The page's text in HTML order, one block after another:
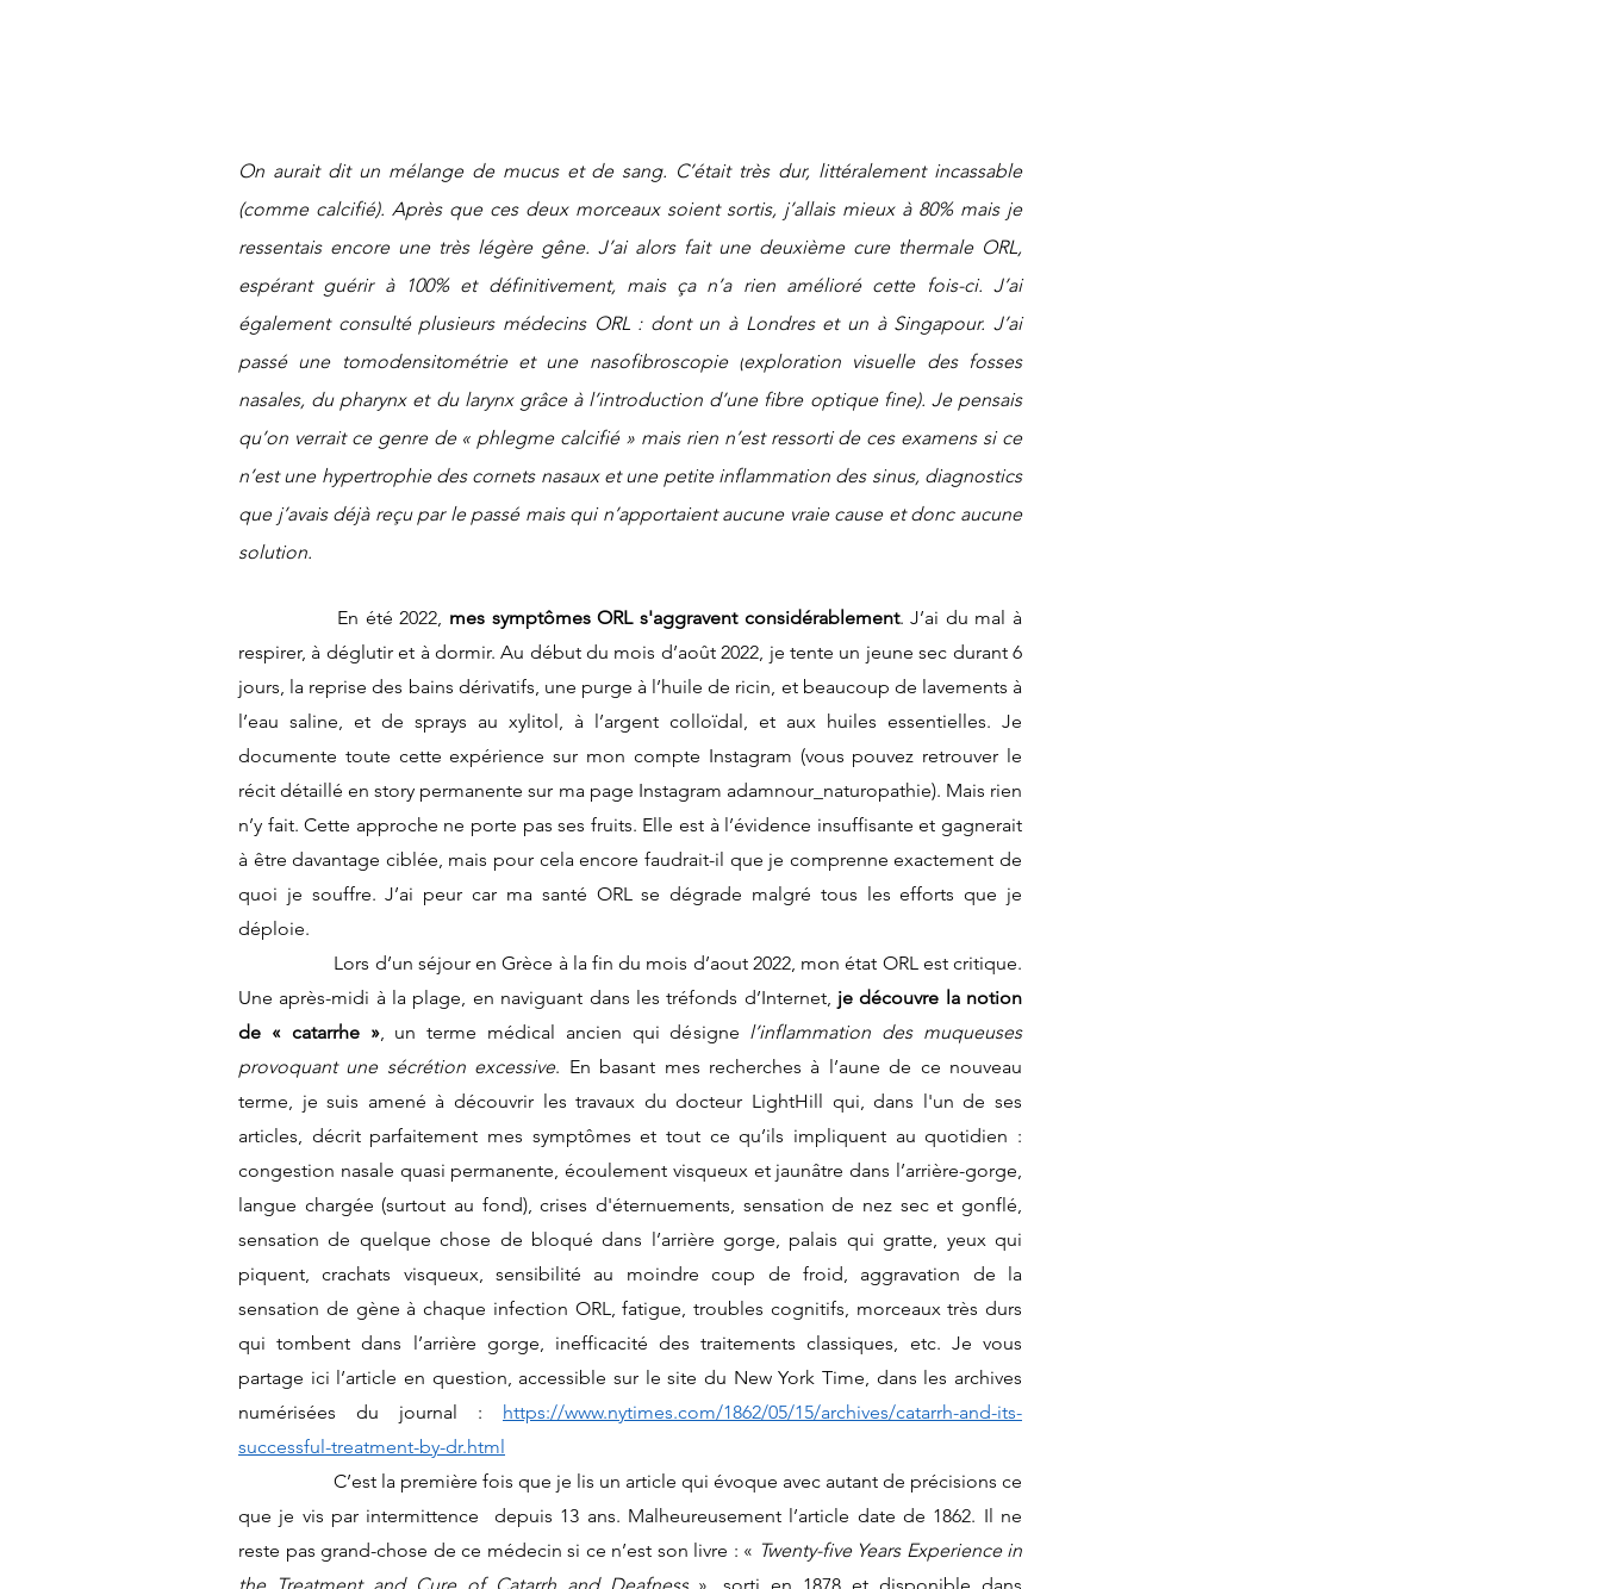
On aurait dit un mélange de mucus et de sang. C’était très dur, littéralement incassable
(comme calcifié). Après que ces deux morceaux soient sortis, j’allais mieux à 80% mais je
ressentais encore une très légère gêne. J’ai alors fait une deuxième cure thermale ORL,
espérant guérir à 100% et définitivement, mais ça n’a rien amélioré cette fois-ci. J’ai
également consulté plusieurs médecins ORL : dont un à Londres et un à Singapour. J’ai
passé une tomodensitométrie et une nasofibroscopie (exploration visuelle des fosses
nasales, du pharynx et du larynx grâce à l’introduction d’une fibre optique fine). Je pensais
qu’on verrait ce genre de « phlegme calcifié » mais rien n’est ressorti de ces examens si ce
n’est une hypertrophie des cornets nasaux et une petite inflammation des sinus, diagnostics
que j’avais déjà reçu par le passé mais qui n’apportaient aucune vraie cause et donc aucune
solution.
		En été 2022,
mes symptômes ORL s'aggravent considérablement. J’ai du mal à
respirer, à déglutir et à dormir. Au début du mois d’août 2022, je tente un jeune sec durant 6
jours, la reprise des bains dérivatifs, une purge à l’huile de ricin, et beaucoup de lavements à
l’eau saline, et de sprays au xylitol, à l’argent colloïdal, et aux huiles essentielles. Je
documente toute cette expérience sur mon compte Instagram (vous pouvez retrouver le
récit détaillé en story permanente sur ma page Instagram adamnour_naturopathie). Mais rien
n’y fait. Cette approche ne porte pas ses fruits. Elle est à l’évidence insuffisante et gagnerait
à être davantage ciblée, mais pour cela encore faudrait-il que je comprenne exactement de
quoi je souffre. J’ai peur car ma santé ORL se dégrade malgré tous les efforts que je
déploie.
Une après-midi à la plage, en naviguant dans les tréfonds d’Internet, je découvre la notion
de « catarrhe », un terme médical ancien qui désigne l’inflammation des muqueuses
provoquant une sécrétion excessive. En basant mes recherches à l’aune de ce nouveau
terme, je suis amené à découvrir les travaux du docteur LightHill qui, dans l'un de ses
articles, décrit parfaitement mes symptômes et tout ce qu’ils impliquent au quotidien :
congestion nasale quasi permanente, écoulement visqueux et jaunâtre dans l’arrière-gorge,
langue chargée (surtout au fond), crises d'éternuements, sensation de nez sec et gonflé,
sensation de quelque chose de bloqué dans l’arrière gorge, palais qui gratte, yeux qui
piquent, crachats visqueux, sensibilité au moindre coup de froid, aggravation de la
sensation de gène à chaque infection ORL, fatigue, troubles cognitifs, morceaux très durs
qui tombent dans l’arrière gorge, inefficacité des traitements classiques, etc. Je vous
partage ici l’article en question, accessible sur le site du New York Time, dans les archives
numérisées du journal : https://www.nytimes.com/1862/05/15/archives/catarrh-and-its-
successful-treatment-by-dr.html
que je vis par intermittence  depuis 13 ans. Malheureusement l’article date de 1862. Il ne
reste pas grand-chose de ce médecin si ce n’est son livre : « Twenty-five Years Experience in